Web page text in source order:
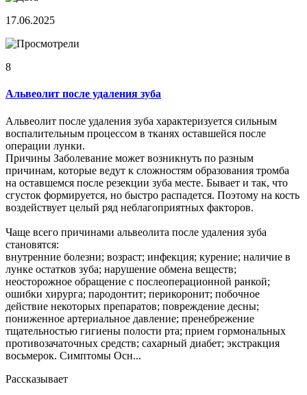
17.06.2025
8
Альвеолит после удаления зуба
Альвеолит после удаления зуба характеризуется сильным
воспалительным процессом в тканях оставшейся после
операции лунки.
Причины Заболевание может возникнуть по разным
причинам, которые ведут к сложностям образования тромба
на оставшемся после резекции зуба месте. Бывает и так, что
сгусток формируется, но быстро распадется. Поэтому на кость
воздействует целый ряд неблагоприятных факторов.
Чаще всего причинами альвеолита после удаления зуба
становятся:
внутренние болезни; возраст; инфекция; курение; наличие в
лунке остатков зуба; нарушение обмена веществ;
неосторожное обращение с послеоперационной ранкой;
ошибки хирурга; пародонтит; перикоронит; побочное
действие некоторых препаратов; повреждение десны;
пониженное артериальное давление; пренебрежение
тщательностью гигиены полости рта; прием гормональных
противозачаточных средств; сахарный диабет; экстракция
восьмерок. Симптомы Осн...
Рассказывает